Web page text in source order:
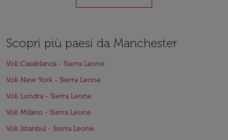
Scopri più paesi da Manchester
Voli Casablanca - Sierra Leone
Voli New York - Sierra Leone
Voli Londra - Sierra Leone
Voli Milano - Sierra Leone
Voli Istanbul - Sierra Leone